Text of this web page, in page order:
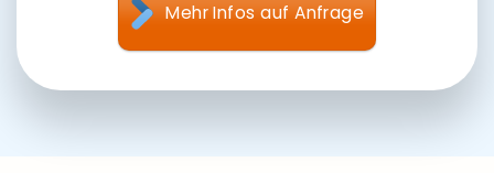
Mehr Infos auf Anfrage